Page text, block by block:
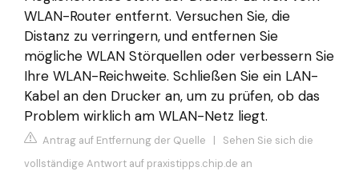
WLAN-Router entfernt. Versuchen Sie, die
Distanz zu verringern, und entfernen Sie
mögliche WLAN Störquellen oder verbessern Sie
Ihre WLAN-Reichweite. Schließen Sie ein LAN-
Kabel an den Drucker an, um zu prüfen, ob das
Problem wirklich am WLAN-Netz liegt.
Antrag auf Entfernung der Quelle | Sehen Sie sich die
vollständige Antwort auf praxistipps.chip.de an